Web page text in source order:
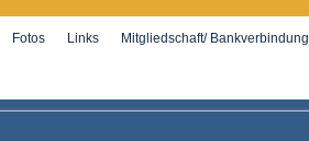
Fotos Links Mitgliedschaft/ Bankverbindung